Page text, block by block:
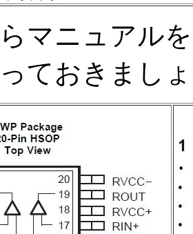
マニュアル
ておきまし